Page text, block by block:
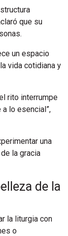
que su
un espacio
vida cotidiana y
rito interrumpe
lo esencial”,
una
la gracia
de la
la liturgia con
o